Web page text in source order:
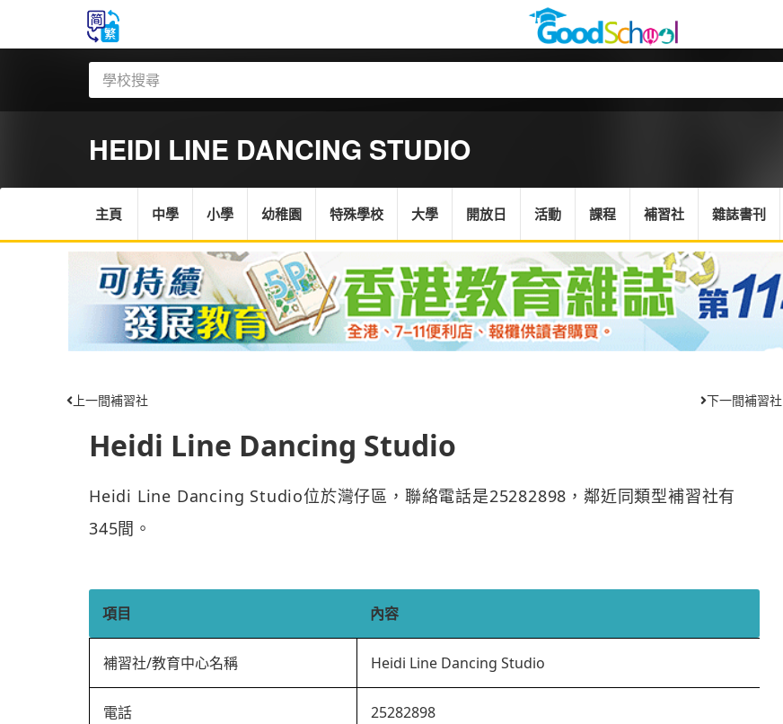
HEIDI LINE DANCING STUDIO
主頁 中學 小學 幼稚園 特殊學校 大學 開放日 活動 課程 補習社 雜誌書刊
上一間補習社 下一間補習社
Heidi Line Dancing Studio
Heidi Line Dancing Studio位於灣仔區，聯絡電話是25282898，鄰近同類型補習社有
345間。
項目 內容
補習社/教育中心名稱 Heidi Line Dancing Studio
電話 25282898